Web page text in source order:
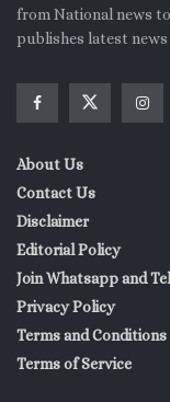
from National news
publishes latest
About Us
Contact Us
Disclaimer
Editorial Policy
Join Whatsapp and
Privacy Policy
Terms and Conditions
Terms of Service